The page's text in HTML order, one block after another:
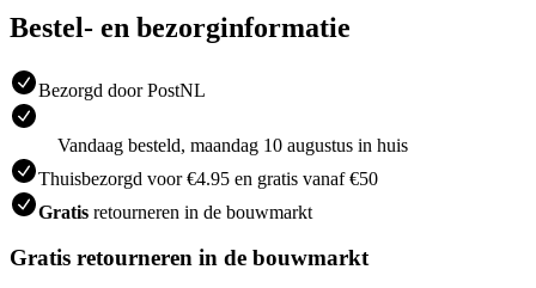
Bestel- en bezorginformatie
Bezorgd door PostNL
Vandaag besteld, maandag 10 augustus in huis
Thuisbezorgd voor €4.95 en gratis vanaf €50
Gratis retourneren in de bouwmarkt
Gratis retourneren in de bouwmarkt